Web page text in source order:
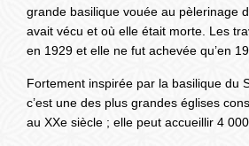
grande basilique vouée au pèlerinage
avait vécu et où elle était morte. Les
en 1929 et elle ne fut achevée qu’en
Fortement inspirée par la basilique du
c’est une des plus grandes églises
au XXe siècle ; elle peut accueillir 4